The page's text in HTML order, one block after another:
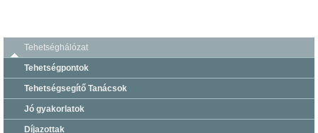
Tehetséghálózat
Tehetségpontok
Tehetségsegítő Tanácsok
Jó gyakorlatok
Díjazottak